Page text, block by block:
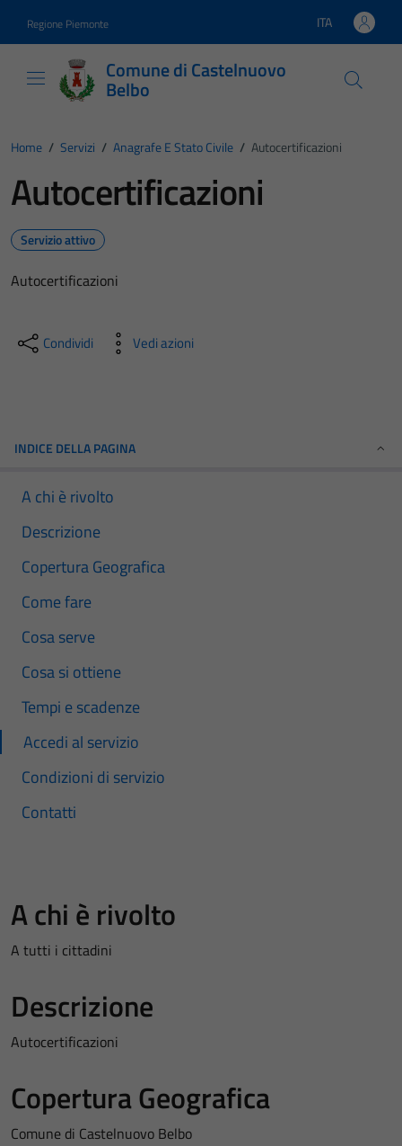
Regione Piemonte Lingua attiva:
ITA
Comune di Castelnuovo
Belbo
Home / Servizi / Anagrafe E Stato Civile / Autocertificazioni
Autocertificazioni
Servizio attivo
Autocertificazioni
Condividi Vedi azioni
INDICE DELLA PAGINA
A chi è rivolto
Descrizione
Copertura Geografica
Come fare
Cosa serve
Cosa si ottiene
Tempi e scadenze
Accedi al servizio
Condizioni di servizio
Contatti
A chi è rivolto
A tutti i cittadini
Descrizione
Autocertificazioni
Copertura Geografica
Comune di Castelnuovo Belbo